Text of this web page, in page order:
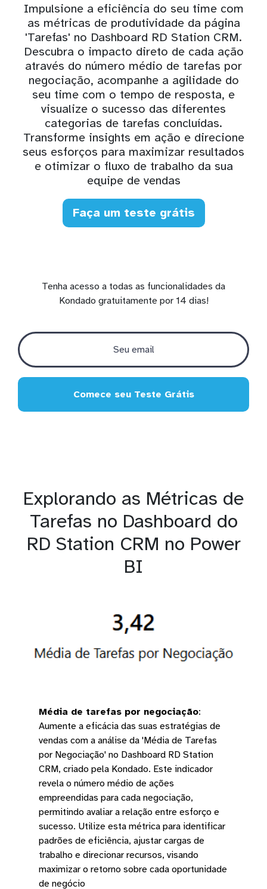
Impulsione a eficiência do seu time com
as métricas de produtividade da página
'Tarefas' no Dashboard RD Station CRM.
Descubra o impacto direto de cada ação
através do número médio de tarefas por
negociação, acompanhe a agilidade do
seu time com o tempo de resposta, e
visualize o sucesso das diferentes
categorias de tarefas concluídas.
Transforme insights em ação e direcione
seus esforços para maximizar resultados
e otimizar o fluxo de trabalho da sua
equipe de vendas
Faça um teste grátis
Tenha acesso a todas as funcionalidades da
Kondado gratuitamente por 14 dias!
Comece seu Teste Grátis
Explorando as Métricas de
Tarefas no Dashboard do
RD Station CRM no Power
BI
Média de tarefas por negociação:
Aumente a eficácia das suas estratégias de
vendas com a análise da 'Média de Tarefas
por Negociação' no Dashboard RD Station
CRM, criado pela Kondado. Este indicador
revela o número médio de ações
empreendidas para cada negociação,
permitindo avaliar a relação entre esforço e
sucesso. Utilize esta métrica para identificar
padrões de eficiência, ajustar cargas de
trabalho e direcionar recursos, visando
maximizar o retorno sobre cada oportunidade
de negócio